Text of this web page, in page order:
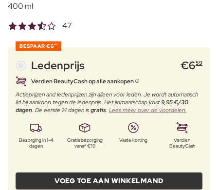
400 ml
47
BESPAAR €640
Ledenprijs €659
Verdien BeautyCash op alle aankopen
Actieprijzen and ledenprijzen zijn alleen voor leden. Je wordt automatisch
lid bij aankoop tegen de ledenprijs. Het lidmaatschap kost9,95 €/30
dagen. De eerste 14 dagen isgratis. Lees meer over de voordelen.
Bezorging in 1-4
dagen
Gratis bezorging
vanaf €19
Vaste korting
Verdien
BeautyCash
VOEG TOE AAN WINKELMAND